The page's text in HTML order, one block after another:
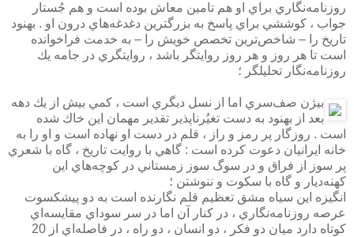
روزنامه‌نگاري براي او هم تامين معاش بوده است و هم جُستار
جواب ، كوششي براي پاسخ به بزرگترين دغدغه‌هاي درون او . بهنود
تاريخ را – شاخص‌ترين تخصص خويش را – به خدمت فراخوانده
است تا هر روز و هر روز روايتگر باشد ، روايتگري در جامه يك
روزنامه‌نگار تحليلگر ؛
بيژن صف‌سري اما از نسل ديگري است ، كمي بيش از يك دهه
بعد از بهنود به دست تغيُرناپذير تقدير مهمان اين خاك شده
است . روزگار پر رمز و راز ، قلم در دست او نهاده است و او را به
خانه ايرانيان دعوت كرده است : گاهي با روايت تاريخ ، گاه با شعري
پر سوز از فراق و در سوگ سوز زمستاني در كوچه‌هاي اين
كهنه‌ديار و گاه با سكوت و ننوشتن ؛
انگيزه اين سياه مشق تعظيم قلم نگارنده است به دو پيشكسوت
عرصه روزنامه‌نگاري ، در كنار آن اما در سر سوداي مقايسه‌اي
كوتاه دارد ميان دو فكر ، دو انسان ، دو راه ، در فاصله‌اي از 20